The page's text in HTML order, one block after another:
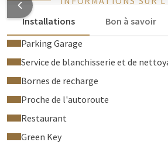
Installations
Bon à savoir
Parking Garage
Service de blanchisserie et de
Bornes de recharge
Proche de l'autoroute
Restaurant
Green Key